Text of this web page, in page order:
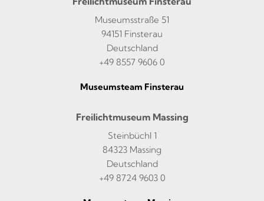
Museumsstraße 51
94151 Finsterau
Deutschland
+49 8557 9606 0
Museumsteam Finsterau
Freilichtmuseum Massing
Steinbüchl 1
84323 Massing
Deutschland
+49 8724 9603 0